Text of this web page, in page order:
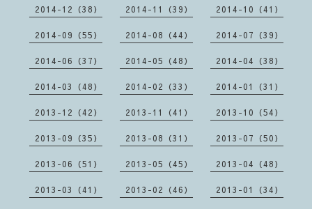
2014-12（38） 2014-11（39） 2014-10（41）
2014-09（55） 2014-08（44） 2014-07（39）
2014-06（37） 2014-05（48） 2014-04（38）
2014-03（48） 2014-02（33） 2014-01（31）
2013-12（42） 2013-11（41） 2013-10（54）
2013-09（35） 2013-08（31） 2013-07（50）
2013-06（51） 2013-05（45） 2013-04（48）
2013-03（41） 2013-02（46） 2013-01（34）